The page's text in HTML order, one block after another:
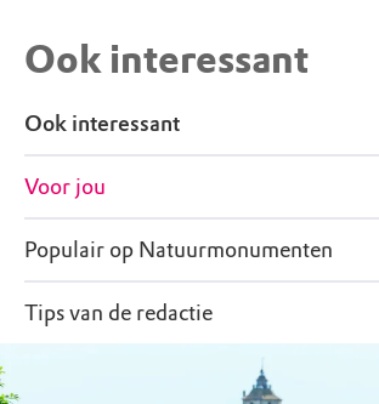
Ook interessant
Ook interessant
Voor jou
Populair op Natuurmonumenten
Tips van de redactie